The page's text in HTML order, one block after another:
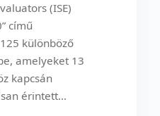
(ISE)
című
különböző
amelyeket 13
kapcsán
érintett...